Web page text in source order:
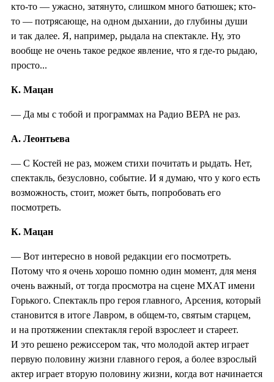
кто-то — ужасно, затянуто, слишком много батюшек; кто-
то — потрясающе, на одном дыхании, до глубины души
и так далее. Я, например, рыдала на спектакле. Ну, это
вообще не очень такое редкое явление, что я где-то рыдаю,
просто...
К. Мацан
— Да мы с тобой и программах на Радио ВЕРА не раз.
А. Леонтьева
— С Костей не раз, можем стихи почитать и рыдать. Нет,
спектакль, безусловно, событие. И я думаю, что у кого есть
возможность, стоит, может быть, попробовать его
посмотреть.
К. Мацан
— Вот интересно в новой редакции его посмотреть.
Потому что я очень хорошо помню один момент, для меня
очень важный, от тогда просмотра на сцене МХАТ имени
Горького. Спектакль про героя главного, Арсения, который
становится в итоге Лавром, в общем-то, святым старцем,
и на протяжении спектакля герой взрослеет и стареет.
И это решено режиссером так, что молодой актер играет
первую половину жизни главного героя, а более взрослый
актер играет вторую половину жизни, когда вот начинается